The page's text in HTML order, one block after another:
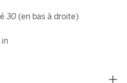
30 (en bas à droite)